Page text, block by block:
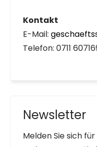
Kontakt
E-Mail:
Telefon: 0711
Newsletter
Melden Sie sich